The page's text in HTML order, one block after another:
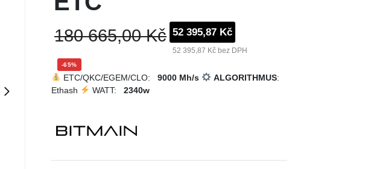
180 665,00 Kč 52 395,87 Kč
52 395,87 Kč bez DPH
-65%
ETC/QKC/EGEM/CLO:9000 Mh/s ALGORITHMUS:
Ethash
WATT:2340w